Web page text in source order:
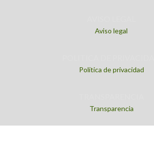
Aviso legal
Política de privacidad
Transparencia